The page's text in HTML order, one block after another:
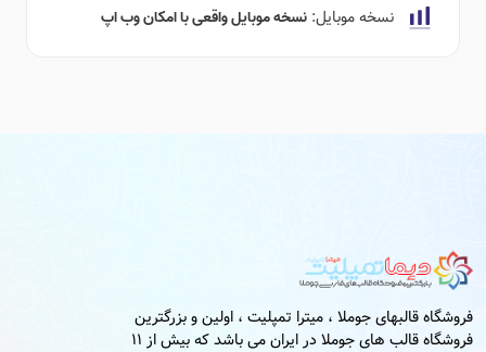
نسخه موبایل: نسخه موبایل واقعی با امکان وب اپ
فروشگاه قالبهای جوملا ، میترا تمپلیت ، اولین و بزرگترین
فروشگاه قالب های جوملا در ایران می باشد که بیش از 11